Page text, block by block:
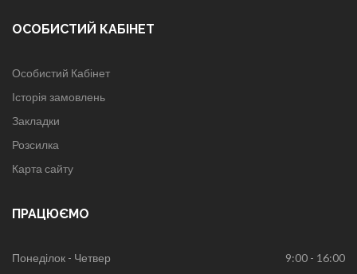
ОСОБИСТИЙ КАБІНЕТ
Особистий Кабінет
Історія замовлень
Закладки
Розсилка
Карта сайту
ПРАЦЮЄМО
Понеділок - Четвер 9:00 - 16:00